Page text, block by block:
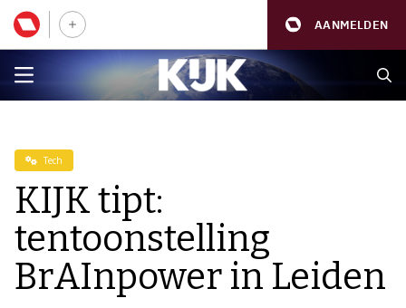
AANMELDEN
Tech
KIJK tipt:
tentoonstelling
BrAInpower in Leiden